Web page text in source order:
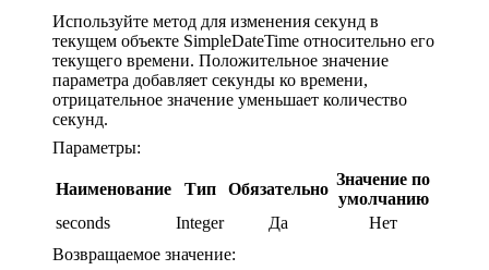
Используйте метод для изменения секунд в
текущем объекте SimpleDateTime относительно его
текущего времени. Положительное значение
параметра добавляет секунды ко времени,
отрицательное значение уменьшает количество
секунд.
Параметры:
Наименование Тип Обязательно
Значение по
умолчанию
seconds
Integer Да
Нет
Возвращаемое значение: